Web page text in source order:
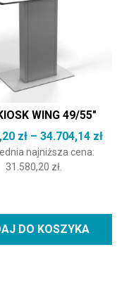
WING 49/55″
zł – 34.704,14 zł
najniższa cena:
31.580,20 zł.
DO KOSZYKA